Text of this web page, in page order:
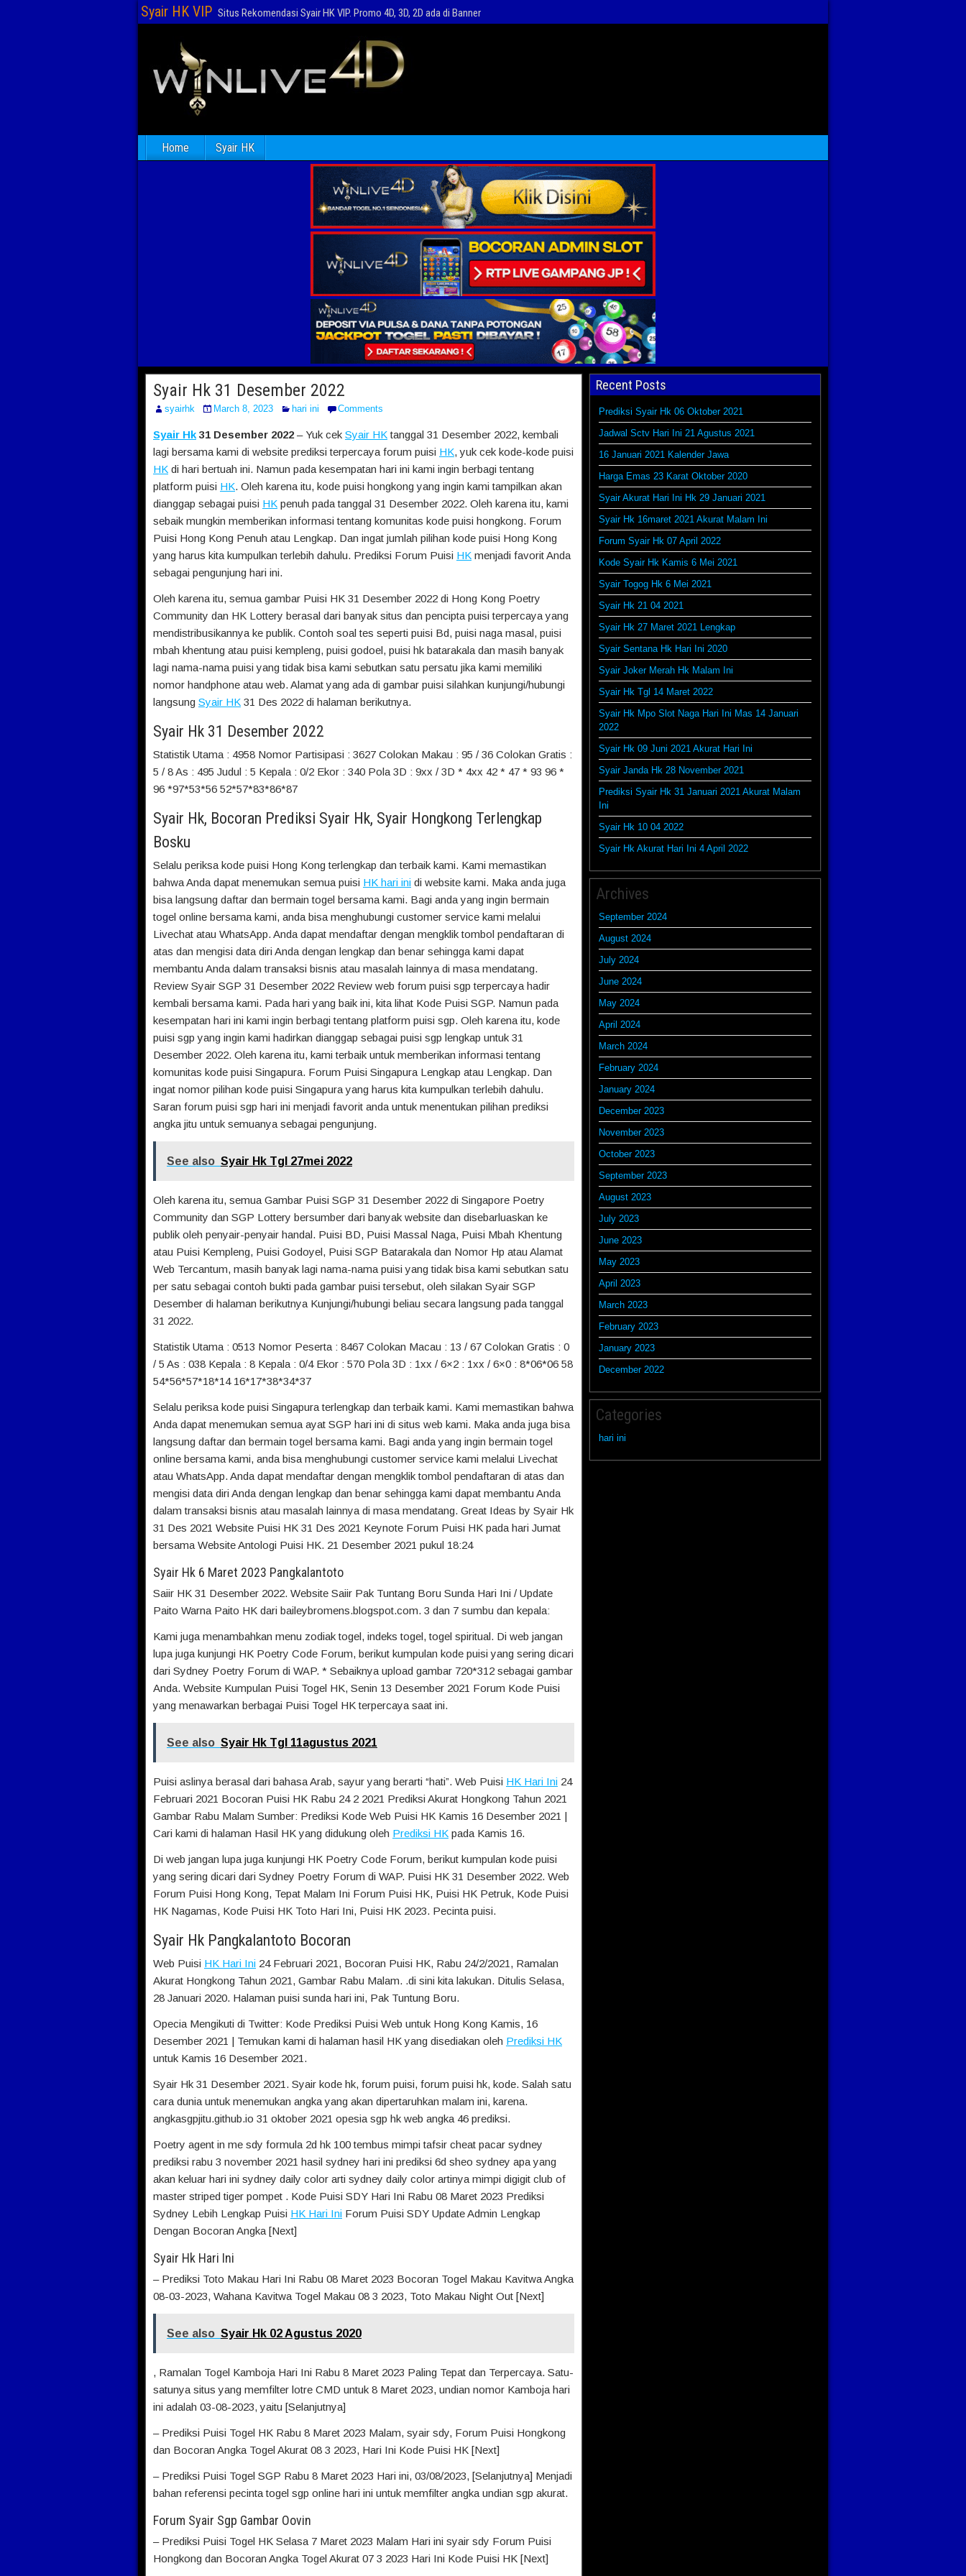
Syair HK VIP Situs Rekomendasi Syair HK VIP. Promo 4D, 3D, 2D ada di Banner
Home Syair HK
Syair Hk 31 Desember 2022
syairhk March 8, 2023 hari ini Comments
Syair Hk 31 Desember 2022 – Yuk cek Syair HKtanggal 31 Desember 2022, kembali
lagi bersama kami di website prediksi terpercaya forum puisi HK, yuk cek kode-kode puisi
HK di hari bertuah ini. Namun pada kesempatan hari ini kami ingin berbagi tentang
platform puisi HK. Oleh karena itu, kode puisi hongkong yang ingin kami tampilkan akan
dianggap sebagai puisi HK penuh pada tanggal 31 Desember 2022. Oleh karena itu, kami
sebaik mungkin memberikan informasi tentang komunitas kode puisi hongkong. Forum
Puisi Hong Kong Penuh atau Lengkap. Dan ingat jumlah pilihan kode puisi Hong Kong
yang harus kita kumpulkan terlebih dahulu. Prediksi Forum Puisi HK menjadi favorit Anda
sebagai pengunjung hari ini.
Oleh karena itu, semua gambar Puisi HK 31 Desember 2022 di Hong Kong Poetry
Community dan HK Lottery berasal dari banyak situs dan pencipta puisi terpercaya yang
mendistribusikannya ke publik. Contoh soal tes seperti puisi Bd, puisi naga masal, puisi
mbah khentung atau puisi kempleng, puisi godoel, puisi hk batarakala dan masih banyak
lagi nama-nama puisi yang tidak bisa kami sebutkan satu persatu jika kami memiliki
nomor handphone atau web. Alamat yang ada di gambar puisi silahkan kunjungi/hubungi
langsung Syair HK 31 Des 2022 di halaman berikutnya.
Syair Hk 31 Desember 2022
Statistik Utama : 4958 Nomor Partisipasi : 3627 Colokan Makau : 95 / 36 Colokan Gratis :
5 / 8 As : 495 Judul : 5 Kepala : 0/2 Ekor : 340 Pola 3D : 9xx / 3D * 4xx 42 * 47 * 93 96 *
96 *97*53*56 52*57*83*86*87
Syair Hk, Bocoran Prediksi Syair Hk, Syair Hongkong Terlengkap
Bosku
Selalu periksa kode puisi Hong Kong terlengkap dan terbaik kami. Kami memastikan
bahwa Anda dapat menemukan semua puisi HK hari ini di website kami. Maka anda juga
bisa langsung daftar dan bermain togel bersama kami. Bagi anda yang ingin bermain
togel online bersama kami, anda bisa menghubungi customer service kami melalui
Livechat atau WhatsApp. Anda dapat mendaftar dengan mengklik tombol pendaftaran di
atas dan mengisi data diri Anda dengan lengkap dan benar sehingga kami dapat
membantu Anda dalam transaksi bisnis atau masalah lainnya di masa mendatang.
Review Syair SGP 31 Desember 2022 Review web forum puisi sgp terpercaya hadir
kembali bersama kami. Pada hari yang baik ini, kita lihat Kode Puisi SGP. Namun pada
kesempatan hari ini kami ingin berbagi tentang platform puisi sgp. Oleh karena itu, kode
puisi sgp yang ingin kami hadirkan dianggap sebagai puisi sgp lengkap untuk 31
Desember 2022. Oleh karena itu, kami terbaik untuk memberikan informasi tentang
komunitas kode puisi Singapura. Forum Puisi Singapura Lengkap atau Lengkap. Dan
ingat nomor pilihan kode puisi Singapura yang harus kita kumpulkan terlebih dahulu.
Saran forum puisi sgp hari ini menjadi favorit anda untuk menentukan pilihan prediksi
angka jitu untuk semuanya sebagai pengunjung.
See also Syair Hk Tgl 27mei 2022
Oleh karena itu, semua Gambar Puisi SGP 31 Desember 2022 di Singapore Poetry
Community dan SGP Lottery bersumber dari banyak website dan disebarluaskan ke
publik oleh penyair-penyair handal. Puisi BD, Puisi Massal Naga, Puisi Mbah Khentung
atau Puisi Kempleng, Puisi Godoyel, Puisi SGP Batarakala dan Nomor Hp atau Alamat
Web Tercantum, masih banyak lagi nama-nama puisi yang tidak bisa kami sebutkan satu
per satu sebagai contoh bukti pada gambar puisi tersebut, oleh silakan Syair SGP
Desember di halaman berikutnya Kunjungi/hubungi beliau secara langsung pada tanggal
31 2022.
Statistik Utama : 0513 Nomor Peserta : 8467 Colokan Macau : 13 / 67 Colokan Gratis : 0
/ 5 As : 038 Kepala : 8 Kepala : 0/4 Ekor : 570 Pola 3D : 1xx / 6×2 : 1xx / 6×0 : 8*06*06 58
54*56*57*18*14 16*17*38*34*37
Selalu periksa kode puisi Singapura terlengkap dan terbaik kami. Kami memastikan bahwa
Anda dapat menemukan semua ayat SGP hari ini di situs web kami. Maka anda juga bisa
langsung daftar dan bermain togel bersama kami. Bagi anda yang ingin bermain togel
online bersama kami, anda bisa menghubungi customer service kami melalui Livechat
atau WhatsApp. Anda dapat mendaftar dengan mengklik tombol pendaftaran di atas dan
mengisi data diri Anda dengan lengkap dan benar sehingga kami dapat membantu Anda
dalam transaksi bisnis atau masalah lainnya di masa mendatang. Great Ideas by Syair Hk
31 Des 2021 Website Puisi HK 31 Des 2021 Keynote Forum Puisi HK pada hari Jumat
bersama Website Antologi Puisi HK. 21 Desember 2021 pukul 18:24
Syair Hk 6 Maret 2023 Pangkalantoto
Saiir HK 31 Desember 2022. Website Saiir Pak Tuntang Boru Sunda Hari Ini / Update
Paito Warna Paito HK dari baileybromens.blogspot.com. 3 dan 7 sumbu dan kepala:
Kami juga menambahkan menu zodiak togel, indeks togel, togel spiritual. Di web jangan
lupa juga kunjungi HK Poetry Code Forum, berikut kumpulan kode puisi yang sering dicari
dari Sydney Poetry Forum di WAP. * Sebaiknya upload gambar 720*312 sebagai gambar
Anda. Website Kumpulan Puisi Togel HK, Senin 13 Desember 2021 Forum Kode Puisi
yang menawarkan berbagai Puisi Togel HK terpercaya saat ini.
See also Syair Hk Tgl 11agustus 2021
Puisi aslinya berasal dari bahasa Arab, sayur yang berarti “hati”. Web Puisi HK Hari Ini 24
Februari 2021 Bocoran Puisi HK Rabu 24 2 2021 Prediksi Akurat Hongkong Tahun 2021
Gambar Rabu Malam Sumber: Prediksi Kode Web Puisi HK Kamis 16 Desember 2021 |
Cari kami di halaman Hasil HK yang didukung oleh Prediksi HK pada Kamis 16.
Di web jangan lupa juga kunjungi HK Poetry Code Forum, berikut kumpulan kode puisi
yang sering dicari dari Sydney Poetry Forum di WAP. Puisi HK 31 Desember 2022. Web
Forum Puisi Hong Kong, Tepat Malam Ini Forum Puisi HK, Puisi HK Petruk, Kode Puisi
HK Nagamas, Kode Puisi HK Toto Hari Ini, Puisi HK 2023. Pecinta puisi.
Syair Hk Pangkalantoto Bocoran
Web Puisi HK Hari Ini 24 Februari 2021, Bocoran Puisi HK, Rabu 24/2/2021, Ramalan
Akurat Hongkong Tahun 2021, Gambar Rabu Malam. .di sini kita lakukan. Ditulis Selasa,
28 Januari 2020. Halaman puisi sunda hari ini, Pak Tuntung Boru.
Opecia Mengikuti di Twitter: Kode Prediksi Puisi Web untuk Hong Kong Kamis, 16
Desember 2021 | Temukan kami di halaman hasil HK yang disediakan oleh Prediksi HK
untuk Kamis 16 Desember 2021.
Syair Hk 31 Desember 2021. Syair kode hk, forum puisi, forum puisi hk, kode. Salah satu
cara dunia untuk menemukan angka yang akan dipertaruhkan malam ini, karena.
angkasgpjitu.github.io 31 oktober 2021 opesia sgp hk web angka 46 prediksi.
Poetry agent in me sdy formula 2d hk 100 tembus mimpi tafsir cheat pacar sydney
prediksi rabu 3 november 2021 hasil sydney hari ini prediksi 6d sheo sydney apa yang
akan keluar hari ini sydney daily color arti sydney daily color artinya mimpi digigit club of
master striped tiger pompet . Kode Puisi SDY Hari Ini Rabu 08 Maret 2023 Prediksi
Sydney Lebih Lengkap Puisi HK Hari Ini Forum Puisi SDY Update Admin Lengkap
Dengan Bocoran Angka [Next]
Syair Hk Hari Ini
– Prediksi Toto Makau Hari Ini Rabu 08 Maret 2023 Bocoran Togel Makau Kavitwa Angka
08-03-2023, Wahana Kavitwa Togel Makau 08 3 2023, Toto Makau Night Out [Next]
See also Syair Hk 02 Agustus 2020
, Ramalan Togel Kamboja Hari Ini Rabu 8 Maret 2023 Paling Tepat dan Terpercaya. Satu-
satunya situs yang memfilter lotre CMD untuk 8 Maret 2023, undian nomor Kamboja hari
ini adalah 03-08-2023, yaitu [Selanjutnya]
– Prediksi Puisi Togel HK Rabu 8 Maret 2023 Malam, syair sdy, Forum Puisi Hongkong
dan Bocoran Angka Togel Akurat 08 3 2023, Hari Ini Kode Puisi HK [Next]
– Prediksi Puisi Togel SGP Rabu 8 Maret 2023 Hari ini, 03/08/2023, [Selanjutnya] Menjadi
bahan referensi pecinta togel sgp online hari ini untuk memfilter angka undian sgp akurat.
Forum Syair Sgp Gambar Oovin
– Prediksi Puisi Togel HK Selasa 7 Maret 2023 Malam Hari ini syair sdy Forum Puisi
Hongkong dan Bocoran Angka Togel Akurat 07 3 2023 Hari Ini Kode Puisi HK [Next]
Recent Posts
Prediksi Syair Hk 06 Oktober 2021
Jadwal Sctv Hari Ini 21 Agustus 2021
16 Januari 2021 Kalender Jawa
Harga Emas 23 Karat Oktober 2020
Syair Akurat Hari Ini Hk 29 Januari 2021
Syair Hk 16maret 2021 Akurat Malam Ini
Forum Syair Hk 07 April 2022
Kode Syair Hk Kamis 6 Mei 2021
Syair Togog Hk 6 Mei 2021
Syair Hk 21 04 2021
Syair Hk 27 Maret 2021 Lengkap
Syair Sentana Hk Hari Ini 2020
Syair Joker Merah Hk Malam Ini
Syair Hk Tgl 14 Maret 2022
Syair Hk Mpo Slot Naga Hari Ini Mas 14 Januari
2022
Syair Hk 09 Juni 2021 Akurat Hari Ini
Syair Janda Hk 28 November 2021
Prediksi Syair Hk 31 Januari 2021 Akurat Malam
Ini
Syair Hk 10 04 2022
Syair Hk Akurat Hari Ini 4 April 2022
Archives
September 2024
August 2024
July 2024
June 2024
May 2024
April 2024
March 2024
February 2024
January 2024
December 2023
November 2023
October 2023
September 2023
August 2023
July 2023
June 2023
May 2023
April 2023
March 2023
February 2023
January 2023
December 2022
Categories
hari ini